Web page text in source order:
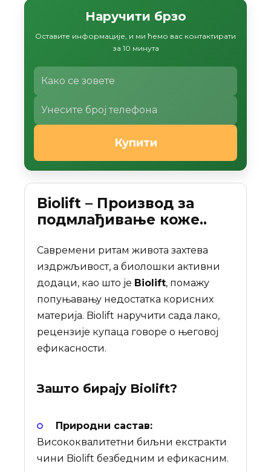
Наручити брзо
Оставите информације, и ми ћемо вас контактирати
за 10 минута
Купити
Biolift – Производ за
подмлађивање коже..
Савремени ритам живота захтева
издржљивост, а биолошки активни
додаци, као што је Biolift, помажу
попуњавању недостатка корисних
материја. Biolift наручити сада лако,
рецензије купаца говоре о његовој
ефикасности.
Зашто бирају Biolift?
Природни састав:
Висококвалитетни биљни екстракти
чини Biolift безбедним и ефикасним.